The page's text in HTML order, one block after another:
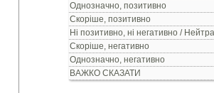
Однозначно, позитивно
Скоріше, позитивно
Ні позитивно, ні негативно /
Скоріше, негативно
Однозначно, негативно
ВАЖКО СКАЗАТИ